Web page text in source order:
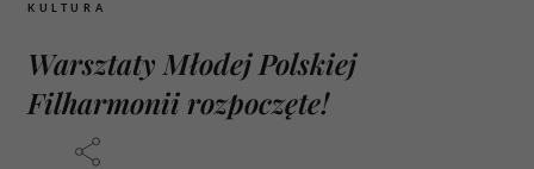
KULTURA
Warsztaty Młodej Polskiej
Filharmonii rozpoczęte!